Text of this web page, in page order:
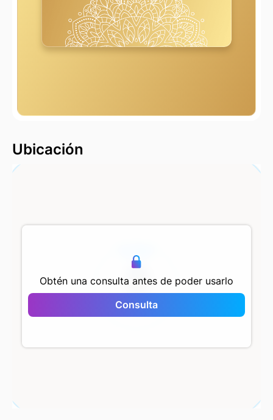
Ubicación
Obtén una consulta antes de poder usarlo
Consulta
Nouvel Maltepe